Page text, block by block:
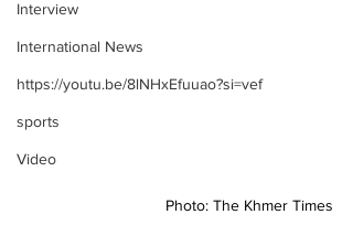
Interview
International News
https://youtu.be/8lNHxEfuuao?si=vef
sports
Video
Photo: The Khmer Times